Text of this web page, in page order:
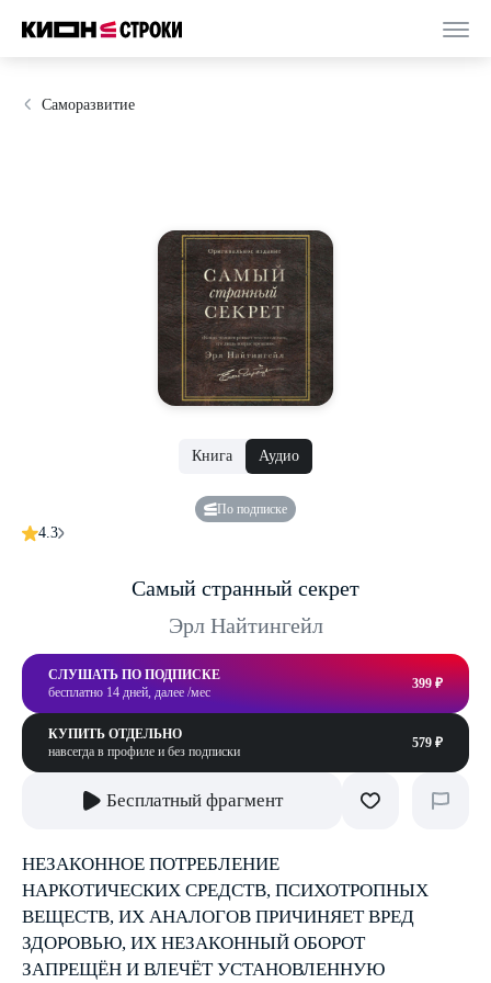
Саморазвитие
Книга Аудио
По подписке
4.3
Самый странный секрет
Эрл Найтингейл
СЛУШАТЬ ПО ПОДПИСКЕ
бесплатно 14 дней, далее /мес
399 ₽
КУПИТЬ ОТДЕЛЬНО
навсегда в профиле и без подписки
579 ₽
Бесплатный фрагмент
НЕЗАКОННОЕ ПОТРЕБЛЕНИЕ
НАРКОТИЧЕСКИХ СРЕДСТВ, ПСИХОТРОПНЫХ
ВЕЩЕСТВ, ИХ АНАЛОГОВ ПРИЧИНЯЕТ ВРЕД
ЗДОРОВЬЮ, ИХ НЕЗАКОННЫЙ ОБОРОТ
ЗАПРЕЩЁН И ВЛЕЧЁТ УСТАНОВЛЕННУЮ